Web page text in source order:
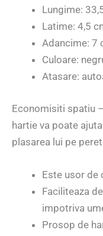
Lungime:
Latime: 4,5
Adancime: 7
Culoare:
Atasare:
Economisiti spatiu
hartie va poate
plasarea lui pe
Este usor de
Faciliteaza
impotriva
Prosop de